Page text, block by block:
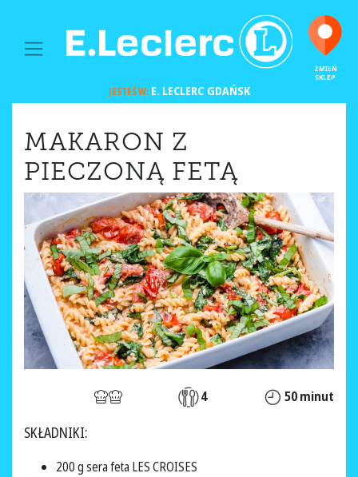
MAIN NAVIGATION
ZMIEŃ
SKLEP
JESTEŚ W:E. LECLERC GDAŃSK
MAKARON Z
PIECZONĄ FETĄ
4 50 minut
SKŁADNIKI:
200 g sera feta LES CROISES